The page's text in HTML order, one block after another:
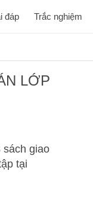
đáp Trắc nghiệm
LỚP
sách giao
tại